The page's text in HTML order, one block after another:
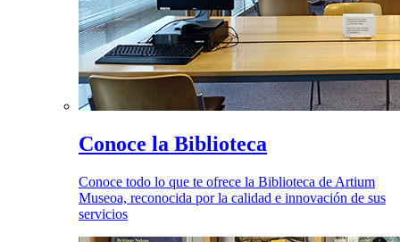
Conoce la Biblioteca
Conoce todo lo que te ofrece la Biblioteca de Artium
Museoa, reconocida por la calidad e innovación de sus
servicios